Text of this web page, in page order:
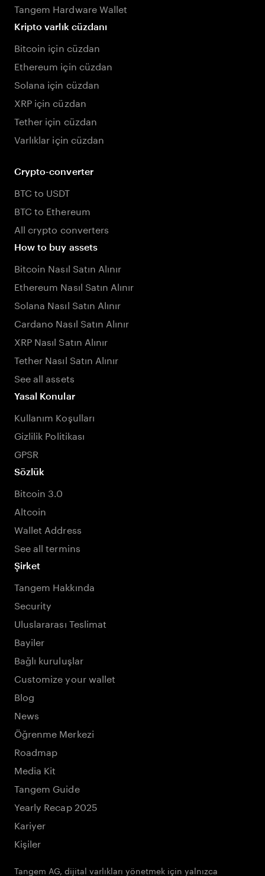
Tangem Hardware Wallet
Kripto varlık cüzdanı
Bitcoin için cüzdan
Ethereum için cüzdan
Solana için cüzdan
XRP için cüzdan
Tether için cüzdan
Varlıklar için cüzdan
Crypto-converter
BTC to USDT
BTC to Ethereum
All crypto converters
How to buy assets
Bitcoin Nasıl Satın Alınır
Ethereum Nasıl Satın Alınır
Solana Nasıl Satın Alınır
Cardano Nasıl Satın Alınır
XRP Nasıl Satın Alınır
Tether Nasıl Satın Alınır
See all assets
Yasal Konular
Kullanım Koşulları
Gizlilik Politikası
GPSR
Sözlük
Bitcoin 3.0
Altcoin
Wallet Address
See all termins
Şirket
Tangem Hakkında
Security
Uluslararası Teslimat
Bayiler
Bağlı kuruluşlar
Customize your wallet
Blog
News
Öğrenme Merkezi
Roadmap
Media Kit
Tangem Guide
Yearly Recap 2025
Kariyer
Kişiler
Tangem AG, dijital varlıkları yönetmek için yalnızca